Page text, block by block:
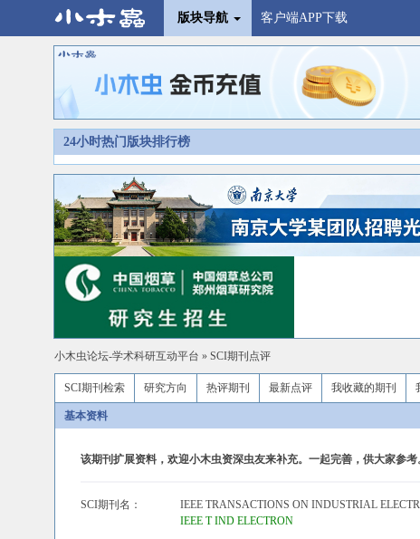
版块导航 客户端APP下载
24小时热门版块排行榜
小木虫论坛-学术科研互动平台 » SCI期刊点评
SCI期刊检索 研究方向 热评期刊 最新点评 我收藏的期刊
基本资料
该期刊扩展资料，欢迎小木虫资深虫友来补充。一起完善，供大家参
SCI期刊名：
IEEE TRANSACTIONS ON INDUSTRIAL
IEEE T IND ELECTRON